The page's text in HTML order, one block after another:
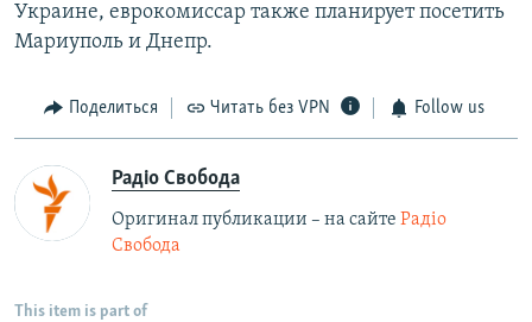
Украине, еврокомиссар также планирует посетить
Мариуполь и Днепр.
Поделиться Читать без VPN Follow us
Радіо Свобода
Оригинал публикации – на сайте Радіо
Свобода
This item is part of